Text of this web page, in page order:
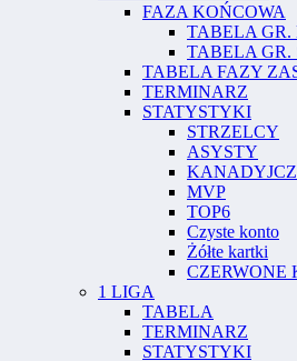
FAZA KOŃCOWA
TABELA GR.
TABELA GR.
TABELA FAZY
TERMINARZ
STATYSTYKI
STRZELCY
ASYSTY
MVP
TOP6
Czyste konto
Żółte kartki
CZERWONE
1 LIGA
TABELA
TERMINARZ
STATYSTYKI